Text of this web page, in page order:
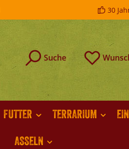
30
Suche
FUTTER TERRARIUM
ASSELN